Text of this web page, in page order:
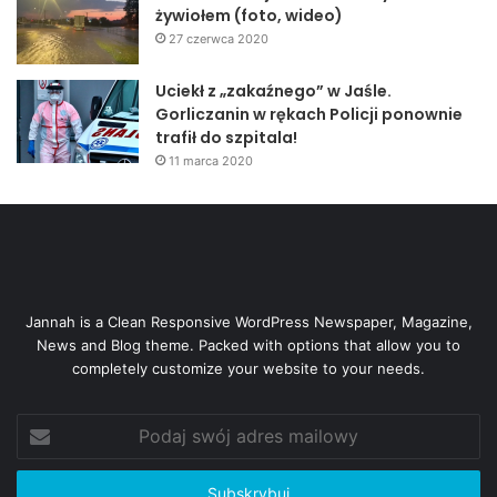
wodnego Kąty – Myscowa po 2011 roku.
Czy w XXI wieku mieszkańcy Zagród pozostaną nadal
odcięci od „świata”?
[Starostwo Powiatowe w Jaśle]
żywiołem (foto, wideo)
27 czerwca 2020
Uciekł z „zakaźnego” w Jaśle.
Gorliczanin w rękach Policji ponownie
trafił do szpitala!
11 marca 2020
Jannah is a Clean Responsive WordPress Newspaper, Magazine,
News and Blog theme. Packed with options that allow you to
completely customize your website to your needs.
Podaj
swój
adres